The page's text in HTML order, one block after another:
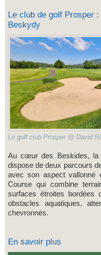
Le club de golf Prosper
Beskydy
Le golf club Prosper @ David
Au cœur des Beskides, la station de villégiature de Čeladná
dispose de deux parcours
avec son aspect
Course qui combine
surfaces étroites bordées
obstacles aquatiques,
chevronnés.
En savoir plus